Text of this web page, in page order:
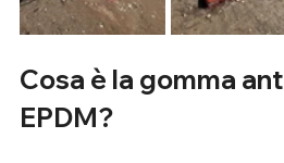
Cosa è la gomma
EPDM?